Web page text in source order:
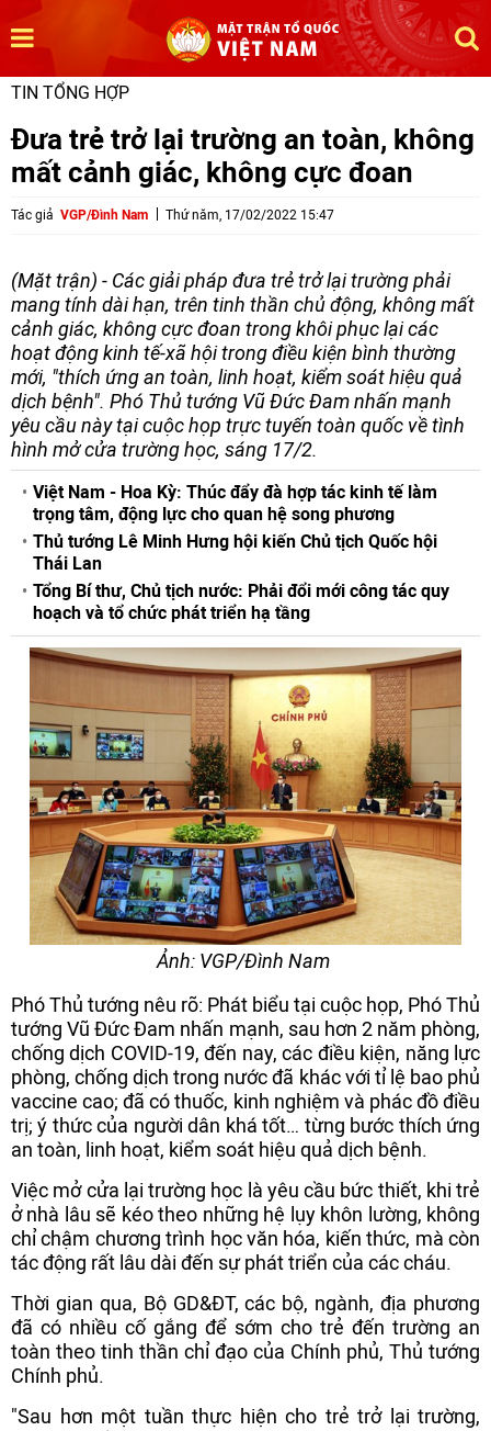
TIN TỔNG HỢP
Đưa trẻ trở lại trường an toàn, không
mất cảnh giác, không cực đoan
Tác giả VGP/Đình Nam Thứ năm, 17/02/2022 15:47
(Mặt trận) - Các giải pháp đưa trẻ trở lại trường phải
mang tính dài hạn, trên tinh thần chủ động, không mất
cảnh giác, không cực đoan trong khôi phục lại các
hoạt động kinh tế-xã hội trong điều kiện bình thường
mới, "thích ứng an toàn, linh hoạt, kiểm soát hiệu quả
dịch bệnh". Phó Thủ tướng Vũ Đức Đam nhấn mạnh
yêu cầu này tại cuộc họp trực tuyến toàn quốc về tình
hình mở cửa trường học, sáng 17/2.
Việt Nam - Hoa Kỳ: Thúc đẩy đà hợp tác kinh tế làm
trọng tâm, động lực cho quan hệ song phương
Thủ tướng Lê Minh Hưng hội kiến Chủ tịch Quốc hội
Thái Lan
Tổng Bí thư, Chủ tịch nước: Phải đổi mới công tác quy
hoạch và tổ chức phát triển hạ tầng
Ảnh: VGP/Đình Nam
Phó Thủ tướng nêu rõ: Phát biểu tại cuộc họp, Phó Thủ
tướng Vũ Đức Đam nhấn mạnh, sau hơn 2 năm phòng,
chống dịch COVID-19, đến nay, các điều kiện, năng lực
phòng, chống dịch trong nước đã khác với tỉ lệ bao phủ
vaccine cao; đã có thuốc, kinh nghiệm và phác đồ điều
trị; ý thức của người dân khá tốt… từng bước thích ứng
an toàn, linh hoạt, kiểm soát hiệu quả dịch bệnh.
Việc mở cửa lại trường học là yêu cầu bức thiết, khi trẻ
ở nhà lâu sẽ kéo theo những hệ lụy khôn lường, không
chỉ chậm chương trình học văn hóa, kiến thức, mà còn
tác động rất lâu dài đến sự phát triển của các cháu.
Thời gian qua, Bộ GD&ĐT, các bộ, ngành, địa phương
đã có nhiều cố gắng để sớm cho trẻ đến trường an
toàn theo tinh thần chỉ đạo của Chính phủ, Thủ tướng
Chính phủ.
"Sau hơn một tuần thực hiện cho trẻ trở lại trường,